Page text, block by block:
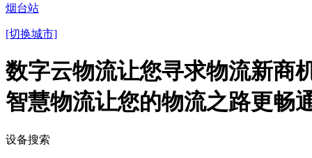
烟台站
[切换城市]
数字云物流让您寻求物流新商
智慧物流让您的物流之路更畅
设备搜索